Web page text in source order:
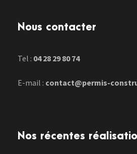
Nous contacter
Tel : 04 28 29 80 74
E-mail : contact@permis-
Nos récentes